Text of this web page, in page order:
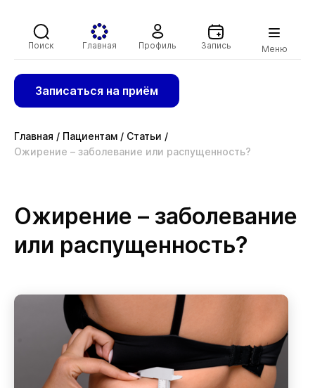
Поиск Главная Профиль Запись Меню
Записаться на приём
Главная / Пациентам / Статьи /
Ожирение – заболевание или распущенность?
Ожирение – заболевание
или распущенность?